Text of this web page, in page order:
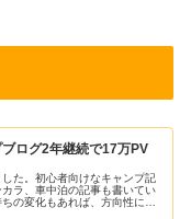
ブログ2年継続で17万PV
た。初心者向けなキャンプ記
ラ、車中泊の記事も書いてい
の変化もあれば、方向性に変